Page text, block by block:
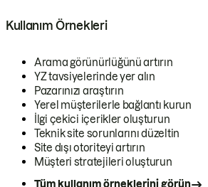
Kullanım Örnekleri
Arama görünürlüğünü artırın
YZ tavsiyelerinde yer alın
Pazarınızı araştırın
Yerel müşterilerle bağlantı kurun
İlgi çekici içerikler oluşturun
Teknik site sorunlarını düzeltin
Site dışı otoriteyi artırın
Müşteri stratejileri oluşturun
Tüm kullanım örneklerini görün